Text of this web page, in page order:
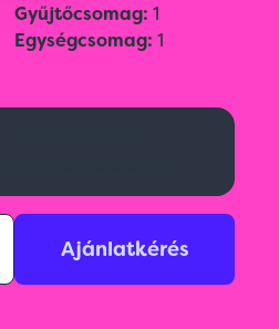
Gyűjtőcsomag: 1
Egységcsomag: 1
Ajánlatkérés